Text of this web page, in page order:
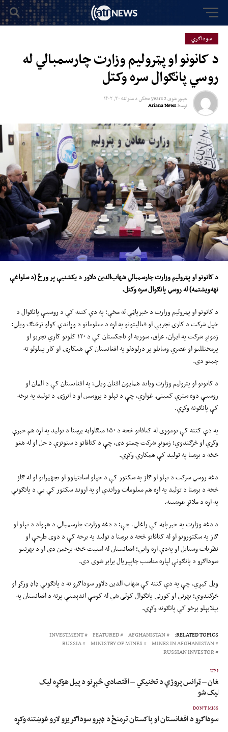
سوداگري
د کانونو او پټرولیم وزارت چارسمبالي له
روسي پانګوال سره وکتل
خپور شوی2 years مخکي دسلواغه ۳۰, ۱۴۰۲
توسطAriana News
د کانونو او پټرولیم وزارتچارسمباليشهابالدین دلاور د یکشنبې پر ورځ (دسلواغې
نهه‌ویشتمه)له روسي پانګوال سره وکتل.
د کانونو او پټرولیم وزارت د خبرپاڼې له مخې؛ په دې کتنه کې د روسیې پانګوال د
خپل شرکت د کاري تجربې او فعالیتونو په اړه د معلوماتو د وړاندې کولو ترڅنګ ویلي:
زمونږ شرکت په ایران، عراق، سوریه او تاجکستان کې د ۱۲۰ کلونو کاري تجربو او
پرمختللیو او عصري وسایلو پر درلودلو په افغانستان کې همکارۍ او کار پیلولو ته
چمتو دی.
د کانونو او پترولیم وزارت ویاند همایون افغان ویلي؛ په افغانستان کې د المان او
روسيې دوه سترې کمپنۍ غواړي، چې د تېلو د پروسس او د انرژۍ د تولید په برخه
کې پانګونه وکړې.
په دې کتنه کې نوموړي له کثافاتو څخه د ۱۵۰ میګاواټه برښنا د تولید په اړه هم خبرې
وکړې او څرګندوي؛ زمونږ شرکت چمتو دی، چې د کثافاتو د ستونزې د حل او له هغو
څخه د برښنا په تولید کې همکاري وکړي.
دغه روسي شرکت د تېلو او ګاز په سکتور کې د خپلو اسانتیاوو او تجهیزاتو او له ګاز
څخه د برښنا د تولید په اړه هم معلومات وړاندې او په اړوند سکتور کې یې د پانګونې
په اړه د ملاتړ غوښتنه.
د دغه وزارت په خبرپاڼه کې راغلي، چې؛ د دغه وزارت چارسمبالي د هېواد د تېلو او
ګاز په سکتورونو او له کثافاتو څخه د برښنا د تولید په برخه کې د دوی طرحې او
نظریات وستایل او په‌دې اړه وایي؛ افغانستان له امنیت څخه برخمن دی او د بهرنیو
سوداګرو د پانګونې لپاره مناسب چاپېریال برابر شوی دی.
ویل کیږي، چې په دې کتنه کې شهاب الدین دلاور سوداګرو ته د پانګونې ډاډ ورکړ او
څرګندوي؛ بهرني او کورني پانګوال کولی شي له کومې اندېښنې پرته د افغانستان په
بېلابېلو برخو کې پانګونه وکړي.
RELATED TOPICS:
AFGHANISTAN
FEATURED
INVESTMENT
MINES IN AFGHANISTAN
MINISTRY OF MINES
RUSSIA
RUSSIAN INVESTOR
UP
افغان – ټرانس پروژې د تخنیکي – اقتصادي څېړنو د پیل هوکړه لیک
شو
DON'T MISS
سوداګرو د افغانستان او پاکستان ترمنځ د ډېرو سوداګریزو لارو غوښتنه وکړه